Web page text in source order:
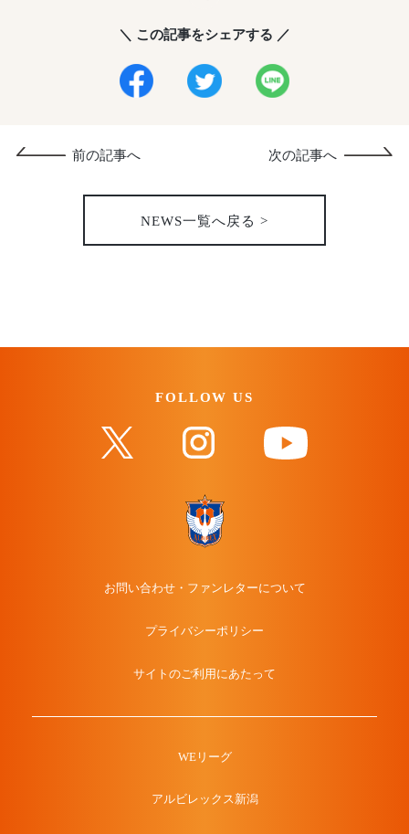
＼ この記事をシェアする ／
NEWS一覧へ戻る >
前の記事へ 次の記事へ
FOLLOW US
お問い合わせ・ファンレターについて
プライバシーポリシー
サイトのご利用にあたって
WEリーグ
アルビレックス新潟